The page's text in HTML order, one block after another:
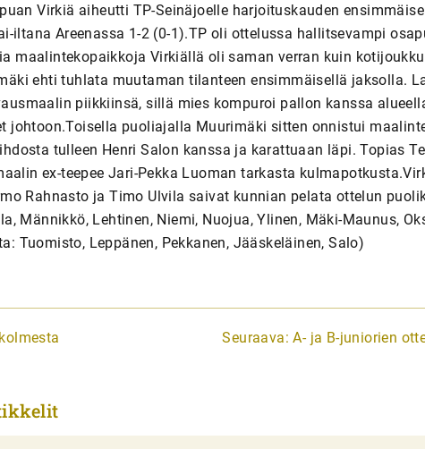
Virkiä aiheutti TP-Seinäjoelle harjoituskauden
iltana Areenassa 1-2 (0-1).TP oli ottelussa hallitsevampi
maalintekopaikkoja Virkiällä oli saman verran kuin
ehti tuhlata muutaman tilanteen ensimmäisellä jaksolla.
piikkiinsä, sillä mies kompuroi pallon kanssa
johtoon.Toisella puoliajalla Muurimäki sitten onnistui
tulleen Henri Salon kanssa ja karattuaan läpi. Topias
ex-teepee Jari-Pekka Luoman tarkasta
Rahnasto ja Timo Ulvila saivat kunnian pelata ottelun
Männikkö, Lehtinen, Niemi, Nuojua, Ylinen, Mäki-Maunus,
Tuomisto, Leppänen, Pekkanen, Jääskeläinen, Salo)
Seuraava: A- ja B-juniorien